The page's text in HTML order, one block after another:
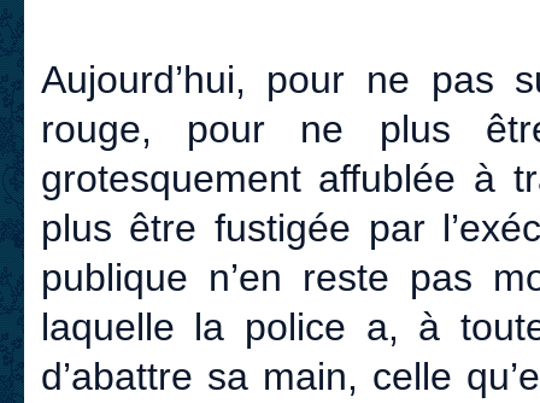
Aujourd’hui, pour ne pas
rouge, pour ne plus
grotesquement affublée à
plus être fustigée par
publique n’en reste pas
laquelle la police a, à
d’abattre sa main, celle